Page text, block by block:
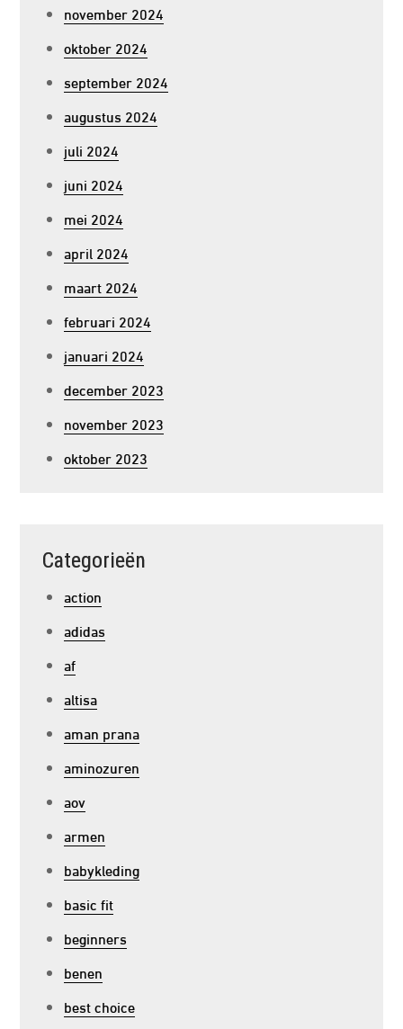
november 2024
oktober 2024
september 2024
augustus 2024
juli 2024
juni 2024
mei 2024
april 2024
maart 2024
februari 2024
januari 2024
december 2023
november 2023
oktober 2023
Categorieën
action
adidas
af
altisa
aman prana
aminozuren
aov
armen
babykleding
basic fit
beginners
benen
best choice